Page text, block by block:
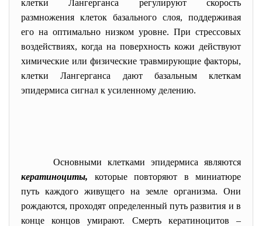
клетки Лангерганса регулируют скорость
размножения клеток базального слоя, поддерживая
его на оптимально низком уровне. При стрессовых
воздействиях, когда на поверхность кожи действуют
химические или физические травмирующие факторы,
клетки Лангерганса дают базальным клеткам
эпидермиса сигнал к усиленному делению.
Основными клетками эпидермиса являются
кератиноциты, которые повторяют в миниатюре
путь каждого живущего на земле организма. Они
рождаются, проходят определенный путь развития и в
конце концов умирают. Смерть кератиноцитов –